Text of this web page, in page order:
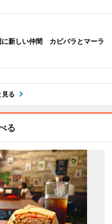
に新しい仲間 カピバラとマーラ
見る
る